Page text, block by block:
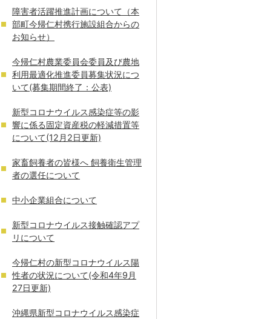
障害者活躍推進計画について（本
部町今帰仁村携行施設組合からの
お知らせ）
今帰仁村農業委員会委員及び農地
利用最適化推進委員募集状況につ
いて(募集期間終了：公表)
新型コロナウイルス感染症等の影
響に係る固定資産税の軽減措置等
について(12月2日更新)
家畜飼養者の皆様へ 飼養衛生管理
者の選任について
中小企業組合について
新型コロナウイルス接触確認アプ
リについて
今帰仁村の新型コロナウイルス陽
性者の状況について(令和4年9月
27日更新)
沖縄県新型コロナウイルス感染症